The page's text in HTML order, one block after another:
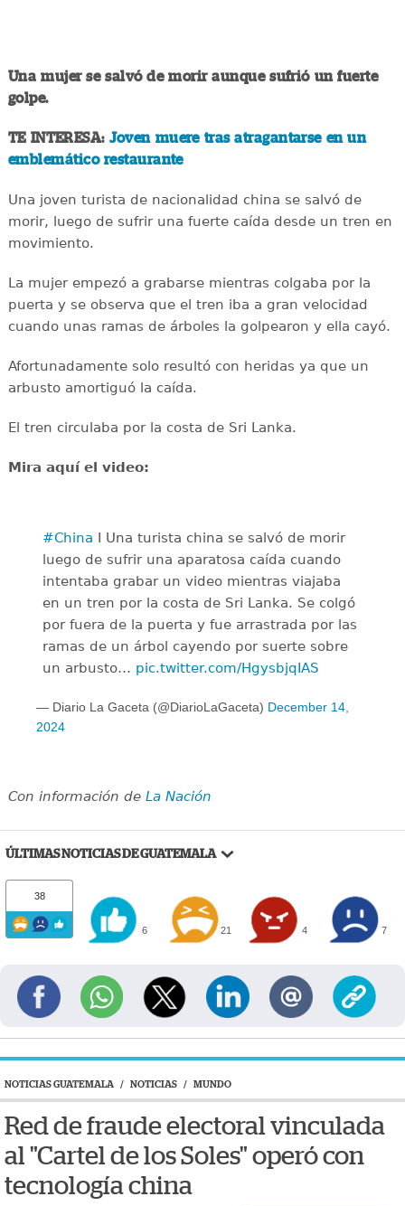
Una mujer se salvó de morir aunque sufrió un fuerte
golpe.
TE INTERESA: Joven muere tras atragantarse en un
emblemático restaurante
Una joven turista de nacionalidad china se salvó de
morir, luego de sufrir una fuerte caída desde un tren en
movimiento.
La mujer empezó a grabarse mientras colgaba por la
puerta y se observa que el tren iba a gran velocidad
cuando unas ramas de árboles la golpearon y ella cayó.
Afortunadamente solo resultó con heridas ya que un
arbusto amortiguó la caída.
El tren circulaba por la costa de Sri Lanka.
Mira aquí el video:
#China I Una turista china se salvó de morir
luego de sufrir una aparatosa caída cuando
intentaba grabar un video mientras viajaba
en un tren por la costa de Sri Lanka. Se colgó
por fuera de la puerta y fue arrastrada por las
ramas de un árbol cayendo por suerte sobre
un arbusto… pic.twitter.com/HgysbjqIAS
— Diario La Gaceta (@DiarioLaGaceta) December 14,
2024
Con información de La Nación
ÚLTIMAS NOTICIAS DE GUATEMALA
38
6 21 4 7
NOTICIAS GUATEMALA / NOTICIAS / MUNDO
Red de fraude electoral vinculada
al "Cartel de los Soles" operó con
tecnología china